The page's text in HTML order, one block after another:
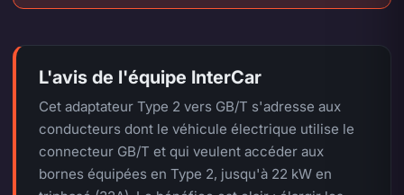
L'avis de l'équipe InterCar
Cet adaptateur Type 2 vers GB/T s'adresse aux
conducteurs dont le véhicule électrique utilise le
connecteur GB/T et qui veulent accéder aux
bornes équipées en Type 2, jusqu'à 22 kW en